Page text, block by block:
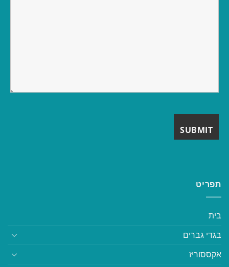
תפריט
בית
בגדי גברים
אקססוריז